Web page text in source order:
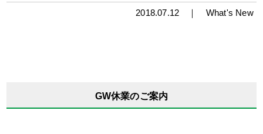
2018.07.12 ｜ What's New
GW休業のご案内